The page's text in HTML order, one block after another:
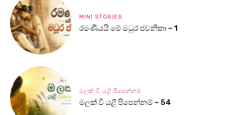
MINI STORIES
රමණීයයි මේ මධුර ජවනිකා – 1
මලක් වී යළි පිපෙන්නම්
මලක් වී යළි පිපෙන්නම් – 54